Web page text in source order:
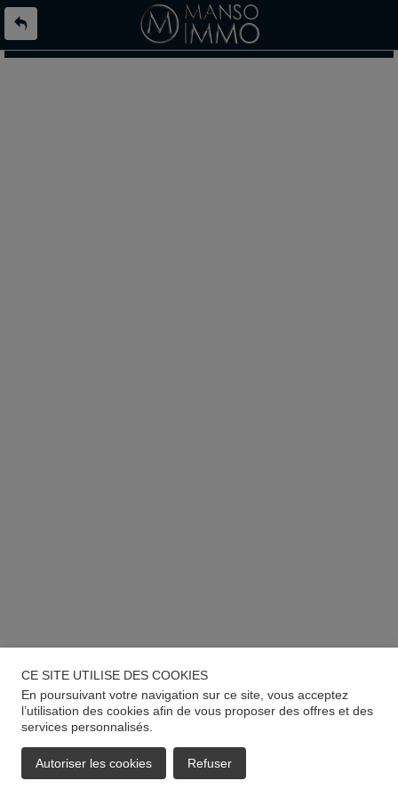
L'offre 9125723 n'existe pas ou n'est plus en ligne
CE SITE UTILISE DES COOKIES
En poursuivant votre navigation sur ce site, vous acceptez
l’utilisation des cookies afin de vous proposer des offres et des
services personnalisés.
Autoriser les cookies Refuser